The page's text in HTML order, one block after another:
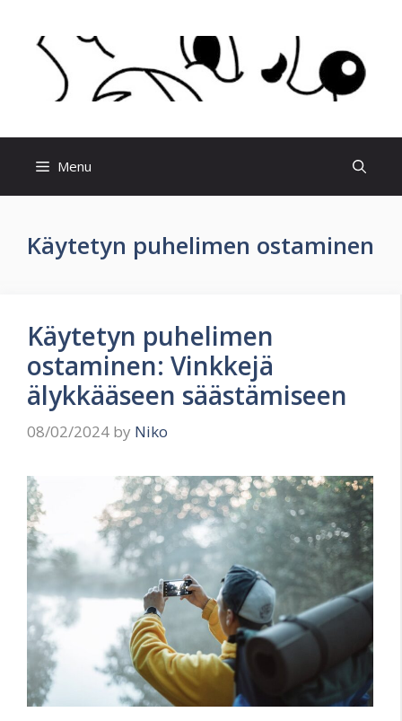
content
Menu
Käytetyn puhelimen ostaminen
Käytetyn puhelimen
ostaminen: Vinkkejä
älykkääseen säästämiseen
08/02/2024 by Niko